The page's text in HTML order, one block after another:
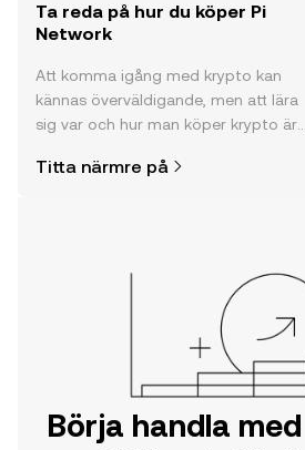
Ta reda på hur du köper Pi
Network
Att komma igång med krypto kan
kännas överväldigande, men att lära
sig var och hur man köper krypto är
din resa på OKX mobilapp eller direkt
Titta närmre på
Börja handla